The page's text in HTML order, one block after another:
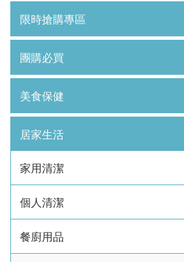
限時搶購專區
團購必買
美食保健
居家生活
家用清潔
個人清潔
餐廚用品